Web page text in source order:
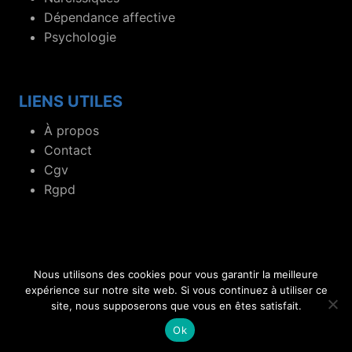
Dépendance affective
Psychologie
LIENS UTILES
À propos
Contact
Cgv
Rgpd
© 2019- 2026 Blog dédié aux flammes jumelles et
relations toxiques.
Nous utilisons des cookies pour vous garantir la meilleure
expérience sur notre site web. Si vous continuez à utiliser ce
site, nous supposerons que vous en êtes satisfait.
Ok